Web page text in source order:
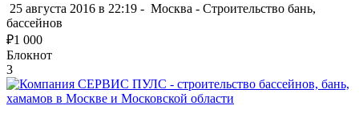
25 августа 2016 в 22:19 - Москва - Строительство бань,
бассейнов
₽1 000
Блокнот
3